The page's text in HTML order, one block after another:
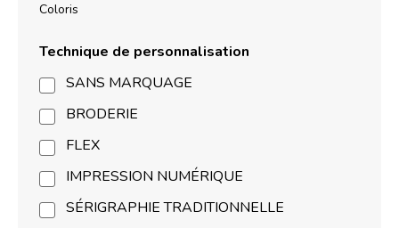
Coloris
Technique de personnalisation
SANS MARQUAGE
BRODERIE
FLEX
IMPRESSION NUMÉRIQUE
SÉRIGRAPHIE TRADITIONNELLE